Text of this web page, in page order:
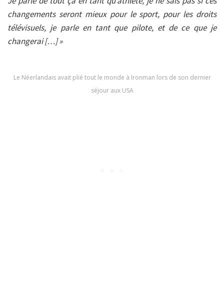
changements seront mieux pour le sport, pour les droits
télévisuels, je parle en tant que pilote, et de ce que je
changerai […] »
Le Néerlandais avait plié tout le monde à Ironman lors de son dernier
séjour aux USA